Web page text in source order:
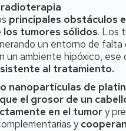
principales obstáculos
los tumores sólidos. Los
un entorno de falta
un ambiente hipóxico,
al tratamiento.
nanopartículas de
el grosor de un
en el tumory
y